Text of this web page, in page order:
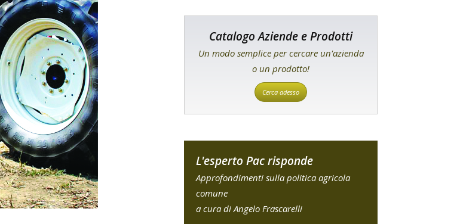
Catalogo Aziende e Prodotti
Un modo semplice per cercare un'azienda
o un prodotto!
Cerca adesso
L'esperto Pac risponde
Approfondimenti sulla politica agricola
comune
a cura di Angelo Frascarelli